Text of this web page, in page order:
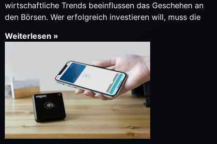
wirtschaftliche Trends beeinflussen das Geschehen an
den Börsen. Wer erfolgreich investieren will, muss die
Weiterlesen »